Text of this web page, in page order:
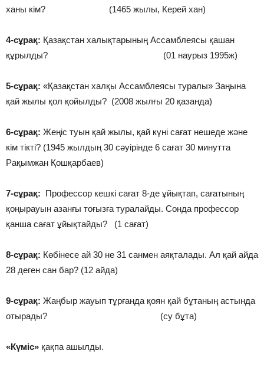
ханы кім? (1465 жылы, Керей хан)
4-сұрақ: Қазақстан халықтарының Ассамблеясы қашан
құрылды? (01 наурыз 1995ж)
5-сұрақ: «Қазақстан халқы Ассамблеясы туралы» Заңына
қай жылы қол қойылды? (2008 жылғы 20 қазанда)
6-сұрақ: Жеңіс туын қай жылы, қай күні сағат нешеде және
кім тікті? (1945 жылдың 30 сәуірінде 6 сағат 30 минутта
Рақымжан Қошқарбаев)
7-сұрақ:
Профессор кешкі сағат 8-де ұйықтап, сағатының
қоңырауын азанғы тоғызға туралайды. Сонда профессор
қанша сағат ұйықтайды? (1 сағат)
8-сұрақ: Көбінесе ай 30 не 31 санмен аяқталады. Ал қай айда
28 деген сан бар? (12 айда)
9-сұрақ: Жаңбыр жауып тұрғанда қоян қай бұтаның астында
отырады? (су бұта)
«Күміс» қақпа ашылды.